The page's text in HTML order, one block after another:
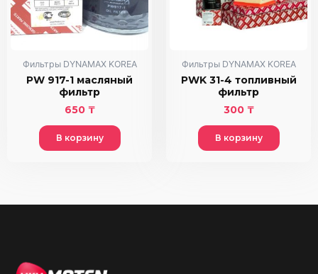
Фильтры DYNAMAX KOREA
PW 917-1 масляный
фильтр
650 ₸
В корзину
Фильтры DYNAMAX KOREA
PWK 31-4 топливный
фильтр
300 ₸
В корзину